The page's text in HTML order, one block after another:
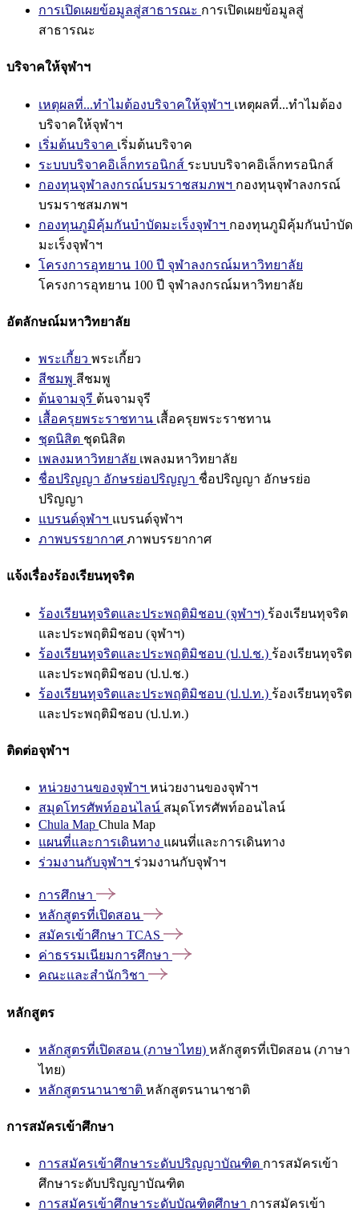
การเปิดเผยข้อมูลสู่สาธารณะ การเปิดเผยข้อมูลสู่
สาธารณะ
บริจาคให้จุฬาฯ
เหตุผลที่...ทำไมต้องบริจาคให้จุฬาฯ เหตุผลที่...ทำไมต้อง
บริจาคให้จุฬาฯ
เริ่มต้นบริจาค เริ่มต้นบริจาค
ระบบบริจาคอิเล็กทรอนิกส์ ระบบบริจาคอิเล็กทรอนิกส์
กองทุนจุฬาลงกรณ์บรมราชสมภพฯ กองทุนจุฬาลงกรณ์
บรมราชสมภพฯ
กองทุนภูมิคุ้มกันบำบัดมะเร็งจุฬาฯ กองทุนภูมิคุ้มกันบำบัด
มะเร็งจุฬาฯ
โครงการอุทยาน 100 ปี จุฬาลงกรณ์มหาวิทยาลัย
โครงการอุทยาน 100 ปี จุฬาลงกรณ์มหาวิทยาลัย
อัตลักษณ์มหาวิทยาลัย
พระเกี้ยว พระเกี้ยว
สีชมพู สีชมพู
ต้นจามจุรี ต้นจามจุรี
เสื้อครุยพระราชทาน เสื้อครุยพระราชทาน
ชุดนิสิต ชุดนิสิต
เพลงมหาวิทยาลัย เพลงมหาวิทยาลัย
ชื่อปริญญา อักษรย่อปริญญา ชื่อปริญญา อักษรย่อ
ปริญญา
แบรนด์จุฬาฯ แบรนด์จุฬาฯ
ภาพบรรยากาศ ภาพบรรยากาศ
แจ้งเรื่องร้องเรียนทุจริต
ร้องเรียนทุจริตและประพฤติมิชอบ (จุฬาฯ) ร้องเรียนทุจริต
และประพฤติมิชอบ (จุฬาฯ)
ร้องเรียนทุจริตและประพฤติมิชอบ (ป.ป.ช.) ร้องเรียนทุจริต
และประพฤติมิชอบ (ป.ป.ช.)
ร้องเรียนทุจริตและประพฤติมิชอบ (ป.ป.ท.) ร้องเรียนทุจริต
และประพฤติมิชอบ (ป.ป.ท.)
ติดต่อจุฬาฯ
หน่วยงานของจุฬาฯ หน่วยงานของจุฬาฯ
สมุดโทรศัพท์ออนไลน์ สมุดโทรศัพท์ออนไลน์
Chula Map Chula Map
แผนที่และการเดินทาง แผนที่และการเดินทาง
ร่วมงานกับจุฬาฯ ร่วมงานกับจุฬาฯ
การศึกษา
หลักสูตรที่เปิดสอน
สมัครเข้าศึกษา TCAS
ค่าธรรมเนียมการศึกษา
คณะและสำนักวิชา
หลักสูตร
หลักสูตรที่เปิดสอน (ภาษาไทย) หลักสูตรที่เปิดสอน (ภาษา
ไทย)
หลักสูตรนานาชาติ หลักสูตรนานาชาติ
การสมัครเข้าศึกษา
การสมัครเข้าศึกษาระดับปริญญาบัณฑิต การสมัครเข้า
ศึกษาระดับปริญญาบัณฑิต
การสมัครเข้าศึกษาระดับบัณฑิตศึกษา การสมัครเข้า